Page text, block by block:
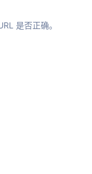
是否正确。